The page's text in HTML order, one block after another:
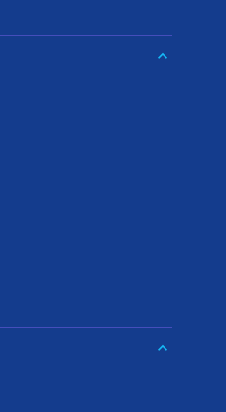
keyboard_arrow_down
keyboard_arrow_down